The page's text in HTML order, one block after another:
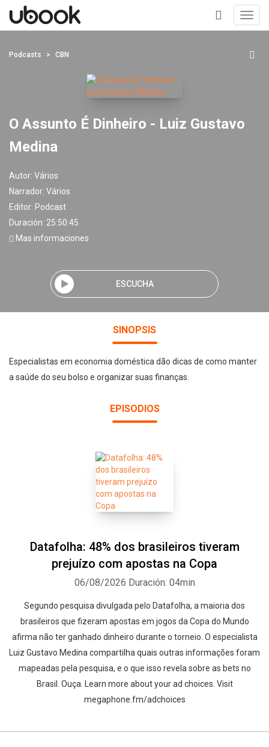
+
Podcasts CBN
O Assunto É Dinheiro - Luiz Gustavo
Medina
Autor: Vários
Narrador: Vários
Editor: Podcast
Duración: 25:50:45
Mas informaciones
ESCUCHA
SINOPSIS
Especialistas em economia doméstica dão dicas de como manter
a saúde do seu bolso e organizar suas finanças.
EPISODIOS
Datafolha: 48% dos brasileiros tiveram
prejuízo com apostas na Copa
06/08/2026 Duración: 04min
Segundo pesquisa divulgada pelo Datafolha, a maioria dos
brasileiros que fizeram apostas em jogos da Copa do Mundo
afirma não ter ganhado dinheiro durante o torneio. O especialista
Luiz Gustavo Medina compartilha quais outras informações foram
mapeadas pela pesquisa, e o que isso revela sobre as bets no
Brasil. Ouça. Learn more about your ad choices. Visit
megaphone.fm/adchoices